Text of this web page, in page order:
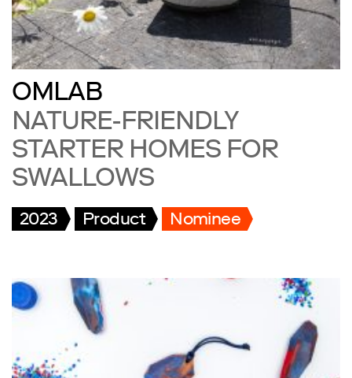
OMLAB
NATURE-FRIENDLY
STARTER HOMES FOR
SWALLOWS
2023 Product Nominee